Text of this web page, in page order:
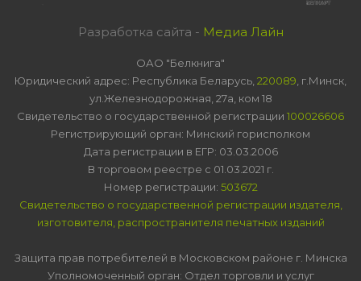
Разработка сайта - Медиа Лайн
ОАО "Белкнига"
Юридический адрес: Республика Беларусь, 220089 , г.Минск,
ул.Железнодорожная, 27а, ком 18
Свидетельство о государственной регистрации 100026606
Регистрирующий орган: Минский горисполком
Дата регистрации в ЕГР: 03.03.2006
В торговом реестре с 01.03.2021 г.
Номер регистрации: 503672
Свидетельство о государственной регистрации издателя,
изготовителя, распространителя печатных изданий
Защита прав потребителей в Московском районе г. Минска
Уполномоченный орган: Отдел торговли и услуг